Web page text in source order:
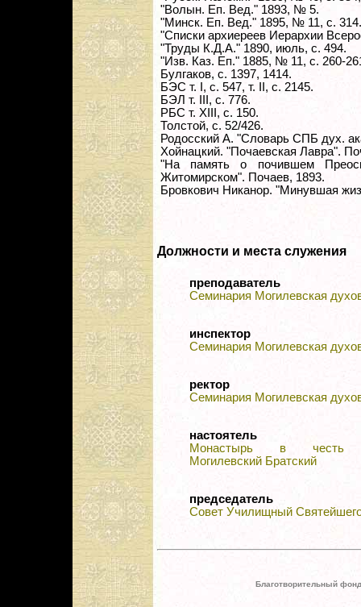
"Волын. Еп. Вед." 1893, № 5.
"Минск. Еп. Вед." 1895, № 11, с. 314.
"Списки архиереев Иерархии
"Труды К.Д.А." 1890, июль, с. 494.
"Изв. Каз. Еп." 1885, № 11, с. 260-
Булгаков, с. 1397, 1414.
БЭС т. I, с. 547, т. II, с. 2145.
БЭЛ т. III, с. 776.
РБС т. XIII, с. 150.
Толстой, с. 52/426.
Родосский А. "Словарь СПБ дух.
Хойнацкий. "Почаевская Лавра".
"На память о почившем
Житомирском". Почаев, 1893.
Бровкович Никанор. "Минувшая
Должности и места служения
преподаватель
Семинария Могилевская
инспектор
Семинария Могилевская
ректор
Семинария Могилевская
настоятель
Монастырь в честь
Могилевский Братский
председатель
Совет Училищный
Благотворительный